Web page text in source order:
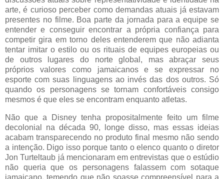
arte, é curioso perceber como demandas atuais já estavam
presentes no filme. Boa parte da jornada para a equipe se
entender e conseguir encontrar a própria confiança para
competir gira em torno deles entenderem que não adianta
tentar imitar o estilo ou os rituais de equipes europeias ou
de outros lugares do norte global, mas abraçar seus
próprios valores como jamaicanos e se expressar no
esporte com suas linguagens ao invés das dos outros. Só
quando os personagens se tornam confortáveis consigo
mesmos é que eles se encontram enquanto atletas.
Não que a Disney tenha propositalmente feito um filme
decolonial na década 90, longe disso, mas essas ideias
acabam transparecendo no produto final mesmo não sendo
a intenção. Digo isso porque tanto o elenco quanto o diretor
Jon Turteltaub já mencionaram em entrevistas que o estúdio
não queria que os personagens falassem com sotaque
jamaicano, temendo que não soasse compreensível para a